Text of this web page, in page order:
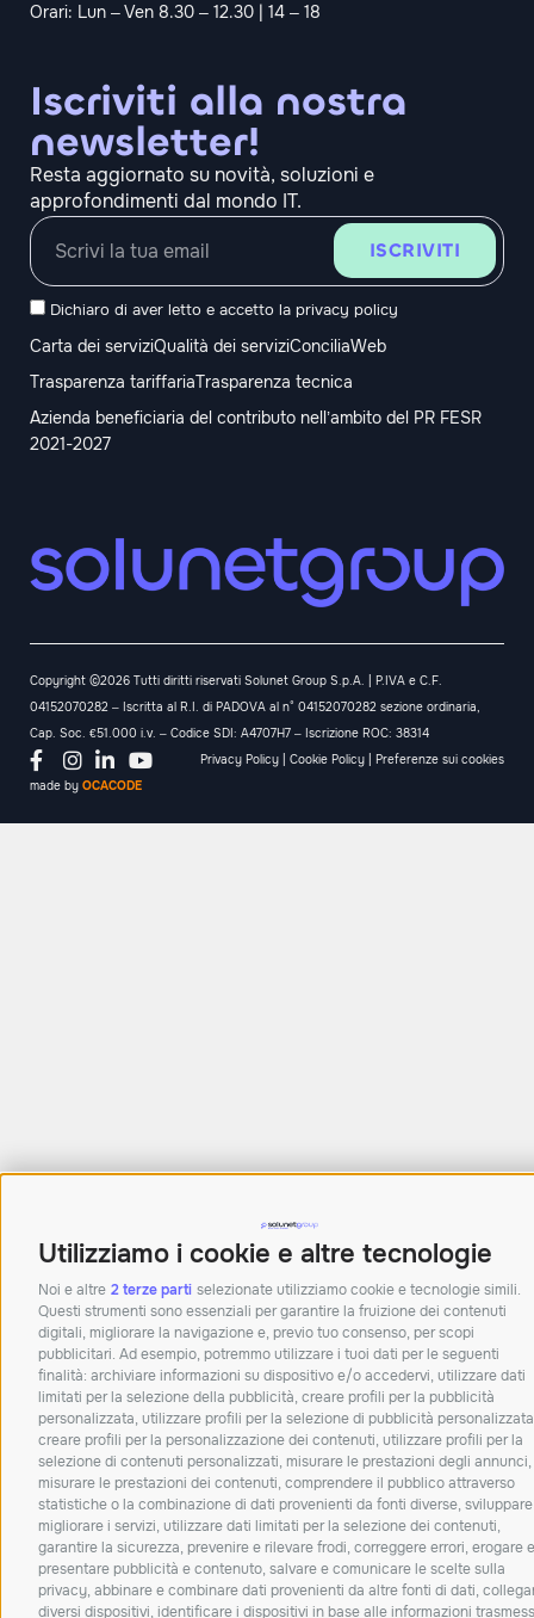
Utilizziamo i cookie e altre tecnologie
Noi e altre 2 terze parti selezionate utilizziamo cookie e tecnologie simili.
Questi strumenti sono essenziali per garantire la fruizione dei contenuti
digitali, migliorare la navigazione e, previo tuo consenso, per scopi
pubblicitari. Ad esempio, potremmo utilizzare i tuoi dati per le seguenti
finalità: archiviare informazioni su dispositivo e/o accedervi, utilizzare dati
limitati per la selezione della pubblicità, creare profili per la pubblicità
personalizzata, utilizzare profili per la selezione di pubblicità
creare profili per la personalizzazione dei contenuti, utilizzare profili per la
selezione di contenuti personalizzati, misurare le prestazioni degli annunci,
misurare le prestazioni dei contenuti, comprendere il pubblico attraverso
statistiche o la combinazione di dati provenienti da fonti diverse,
migliorare i servizi, utilizzare dati limitati per la selezione dei contenuti,
garantire la sicurezza, prevenire e rilevare frodi, correggere errori, erogare e
presentare pubblicità e contenuto, salvare e comunicare le scelte sulla
privacy, abbinare e combinare dati provenienti da altre fonti di dati,
diversi dispositivi, identificare i dispositivi in base alle informazioni
Orari: Lun – Ven 8.30 – 12.30 | 14 – 18
Iscriviti alla nostra
newsletter!
Resta aggiornato su novità, soluzioni e
approfondimenti dal mondo IT.
Dichiaro di aver letto e accetto la privacy policy
ISCRIVITI
Carta dei serviziQualità dei serviziConciliaWeb
Trasparenza tariffariaTrasparenza tecnica
Azienda beneficiaria del contributo nell’ambito del PR FESR
2021-2027
Copyright ©2026 Tutti diritti riservati Solunet Group S.p.A. | P.IVA e C.F.
04152070282 – Iscritta al R.I. di PADOVA al n° 04152070282 sezione ordinaria,
Cap. Soc. €51.000 i.v. – Codice SDI: A4707H7 – Iscrizione ROC: 38314
Privacy Policy
Cookie Policy
Preferenze sui cookies
made by OCACODE